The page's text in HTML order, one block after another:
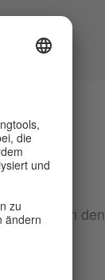
und
an den